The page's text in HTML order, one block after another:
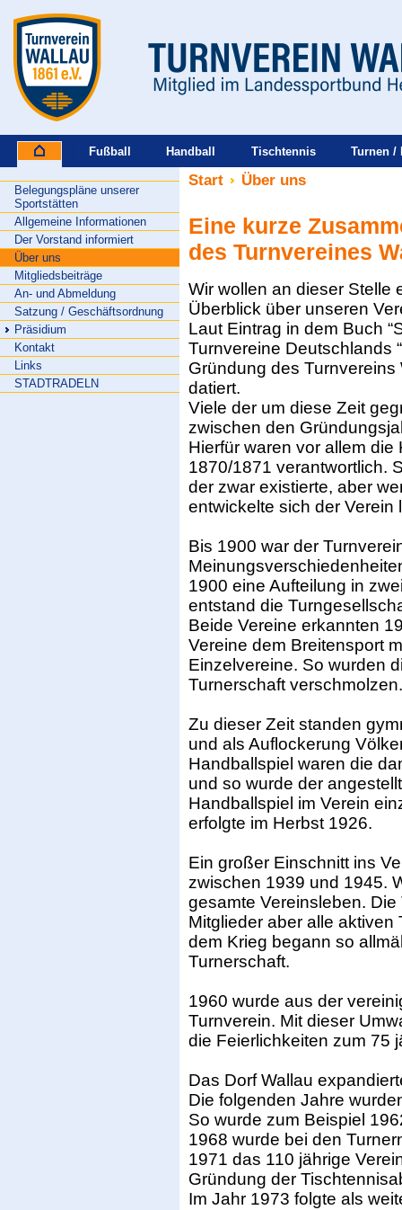
Fußball Handball Tischtennis Turnen /
Belegungspläne unserer
Sportstätten
Allgemeine Informationen
Der Vorstand informiert
Über uns
Mitgliedsbeiträge
An- und Abmeldung
Satzung / Geschäftsordnung
Präsidium
Kontakt
Links
STADTRADELN
Start Über uns
Eine kurze
des Turnvereines
Wir wollen an dieser Stelle
Überblick über unseren
Laut Eintrag in dem Buch
Turnvereine Deutschlands
Gründung des
datiert.
Viele der um diese Zeit
zwischen den
Hierfür waren vor allem
1870/1871 verantwortlich.
der zwar existierte, aber
entwickelte sich der Verein
Bis 1900 war der
1900 eine Aufteilung in
entstand die
Beide Vereine erkannten
Vereine dem Breitensport
Einzelvereine. So wurden
Turnerschaft verschmolzen.
Zu dieser Zeit standen
und als Auflockerung
Handballspiel waren die
und so wurde der
Handballspiel im Verein
erfolgte im Herbst 1926.
Ein großer Einschnitt ins
zwischen 1939 und 1945.
gesamte Vereinsleben.
Mitglieder aber alle
dem Krieg begann so
Turnerschaft.
1960 wurde aus der
Turnverein. Mit dieser
die Feierlichkeiten zum 75
Das Dorf Wallau
Die folgenden Jahre
So wurde zum Beispiel
1968 wurde bei den
1971 das 110 jährige
Gründung der
Im Jahr 1973 folgte als